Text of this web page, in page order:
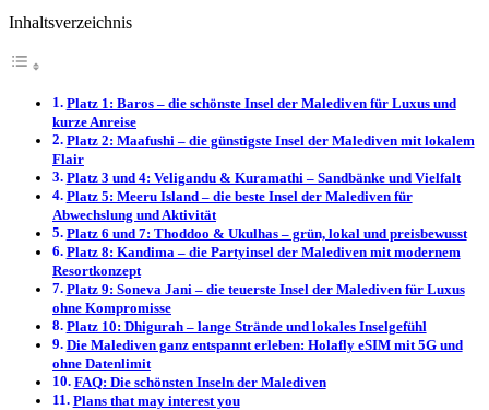
Inhaltsverzeichnis
Platz 1: Baros – die schönste Insel der Malediven für Luxus und
kurze Anreise
Platz 2: Maafushi – die günstigste Insel der Malediven mit lokalem
Flair
Platz 3 und 4: Veligandu & Kuramathi – Sandbänke und Vielfalt
Platz 5: Meeru Island – die beste Insel der Malediven für
Abwechslung und Aktivität
Platz 6 und 7: Thoddoo & Ukulhas – grün, lokal und preisbewusst
Platz 8: Kandima – die Partyinsel der Malediven mit modernem
Resortkonzept
Platz 9: Soneva Jani – die teuerste Insel der Malediven für Luxus
ohne Kompromisse
Platz 10: Dhigurah – lange Strände und lokales Inselgefühl
Die Malediven ganz entspannt erleben: Holafly eSIM mit 5G und
ohne Datenlimit
FAQ: Die schönsten Inseln der Malediven
Plans that may interest you